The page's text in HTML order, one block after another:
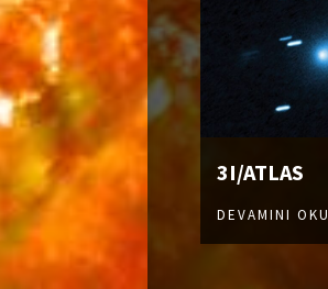
3I/ATLAS
DEVAMINI OKU